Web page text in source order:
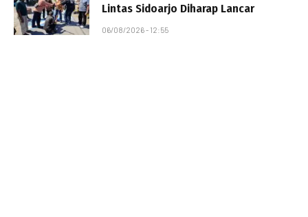
Lintas Sidoarjo Diharap Lancar
06/08/2026 - 12:55